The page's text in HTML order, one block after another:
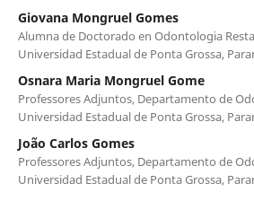
Giovana Mongruel Gomes
Alumna de Doctorado en Odontologia
Universidad Estadual de Ponta Grossa,
Osnara Maria Mongruel Gome
Professores Adjuntos, Departamento de
Universidad Estadual de Ponta Grossa,
João Carlos Gomes
Professores Adjuntos, Departamento de
Universidad Estadual de Ponta Grossa,